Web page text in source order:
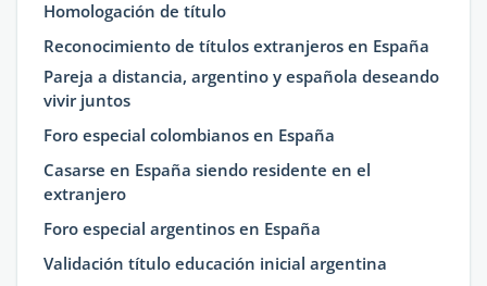
Homologación de título
Reconocimiento de títulos extranjeros en España
Pareja a distancia, argentino y española deseando
vivir juntos
Foro especial colombianos en España
Casarse en España siendo residente en el
extranjero
Foro especial argentinos en España
Validación título educación inicial argentina